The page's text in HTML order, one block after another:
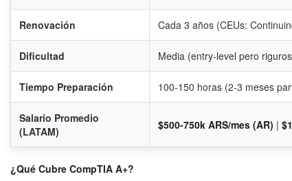
Renovación Cada 3 años (CEUs:
Dificultad Media (entry-level pero
Tiempo Preparación 100-150 horas (2-3 meses
Salario Promedio
(LATAM)
$500-750k ARS/mes (AR) |
¿Qué Cubre CompTIA A+?